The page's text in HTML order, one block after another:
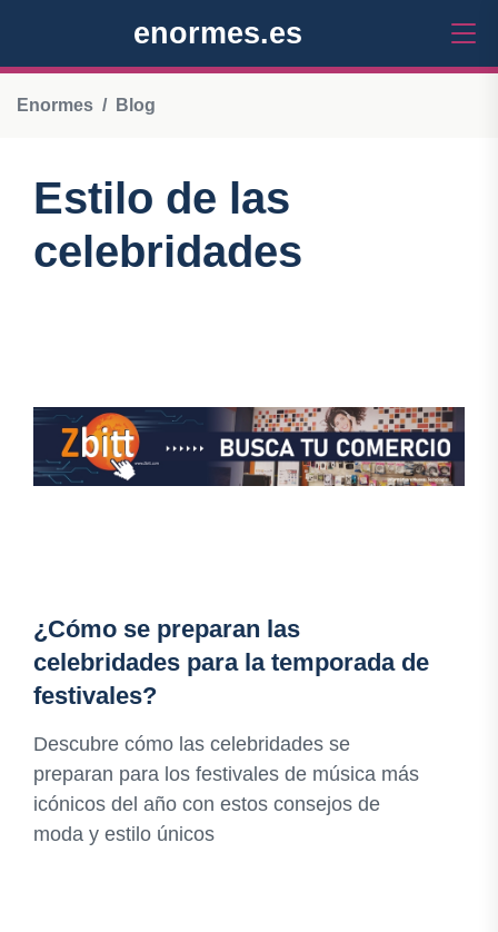
enormes.es
Enormes Blog
Estilo de las
celebridades
¿Cómo se preparan las
celebridades para la temporada de
festivales?
Descubre cómo las celebridades se
preparan para los festivales de música más
icónicos del año con estos consejos de
moda y estilo únicos